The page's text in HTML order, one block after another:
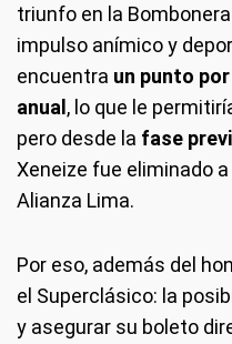
triunfo en la
impulso anímico y
encuentra un punto
anual, lo que le
pero desde la fase
Xeneize fue eliminado
Alianza Lima.
Por eso, además del
el Superclásico: la
y asegurar su boleto